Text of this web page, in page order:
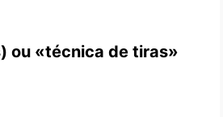
ou «técnica de tiras»